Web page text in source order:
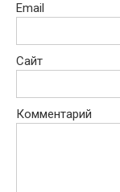
Email
Сайт
Комментарий